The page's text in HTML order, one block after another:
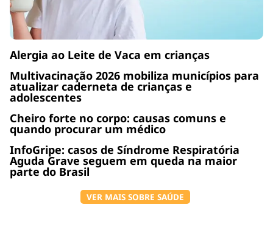
Alergia ao Leite de Vaca em crianças
Multivacinação 2026 mobiliza municípios para
atualizar caderneta de crianças e
adolescentes
Cheiro forte no corpo: causas comuns e
quando procurar um médico
InfoGripe: casos de Síndrome Respiratória
Aguda Grave seguem em queda na maior
parte do Brasil
VER MAIS SOBRE SAÚDE